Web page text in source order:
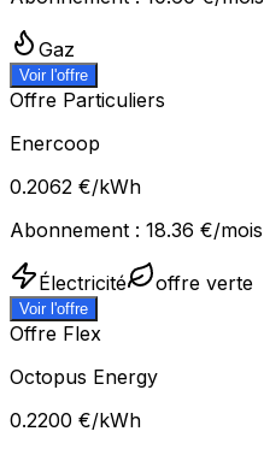
Gaz
Voir l'offre
Offre Particuliers
Enercoop
0.2062 €/kWh
Abonnement : 18.36 €/mois
Électricité offre verte
Voir l'offre
Offre Flex
Octopus Energy
0.2200 €/kWh